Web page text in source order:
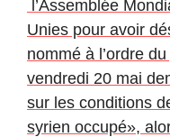
l’Assemblée
Unies pour avoir
nommé à l’ordre
vendredi 20 mai
sur les conditions
syrien occupé»,